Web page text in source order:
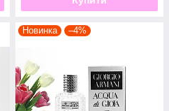
Новинка –4%